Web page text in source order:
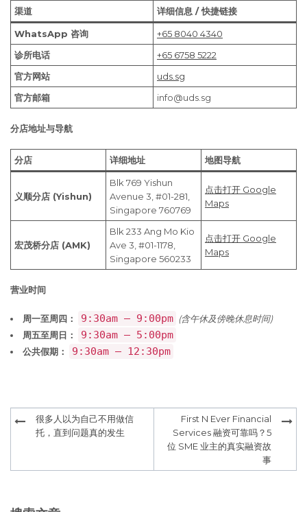
渠道 详细信息 / 快捷链接
WhatsApp 咨询
+65 8040 4340
诊所电话
+65 6758 5222
官方网站
uds.sg
官方邮箱
info@uds.sg
分店地址与导航
分店 详细地址 地图导航
义顺分店 (Yishun)
Blk 769 Yishun
Avenue 3, #01-281,
Singapore 760769
点击打开 Google
Maps
宏茂桥分店 (AMK)
Blk 233 Ang Mo Kio
Ave 3, #01-1178,
Singapore 560233
点击打开 Google
Maps
营业时间
周一至周四： 9:30am – 9:00pm (含午休及傍晚休息时间)
周五至周日：
9:30am – 5:00pm
公共假期： 9:30am – 12:30pm
navigation
很多人以为自己不用做信
托，直到问题真的发生
First N Ever Financial
Services 融资可靠吗？5
位 SME 业主的真实融资故
事